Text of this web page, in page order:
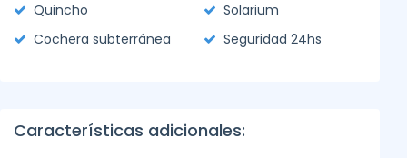
Quincho
Solarium
Cochera subterránea
Seguridad 24hs
Características adicionales: